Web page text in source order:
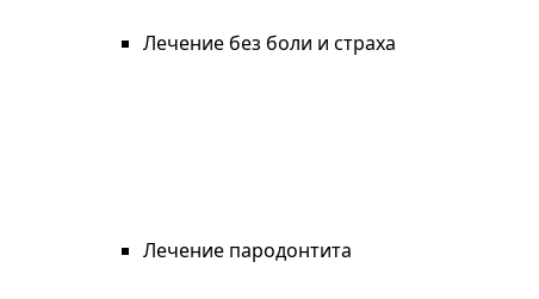
Лечение без боли и страха
Лечение пародонтита